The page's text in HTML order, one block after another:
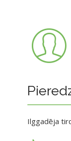
Ilggadēja